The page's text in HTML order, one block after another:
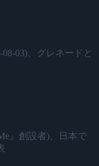
08-03)、グレネードと
』創設者)、日本で